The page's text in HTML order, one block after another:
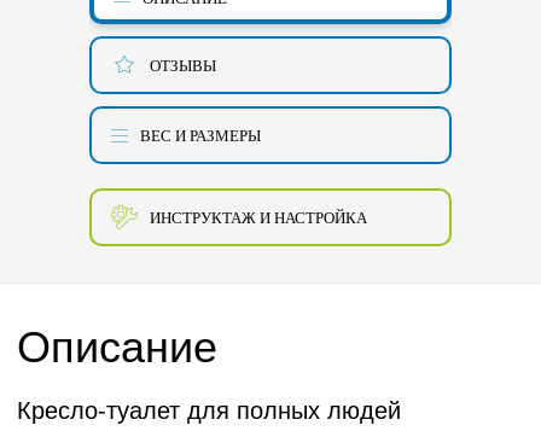
ОТЗЫВЫ
ВЕС И РАЗМЕРЫ
ИНСТРУКТАЖ И НАСТРОЙКА
Описание
Кресло-туалет для полных людей